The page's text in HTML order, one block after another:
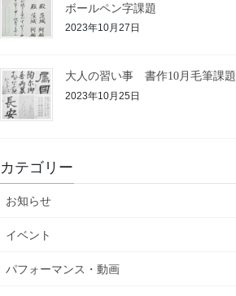
ボールペン字課題
2023年10月27日
大人の習い事 書作10月毛筆課題
2023年10月25日
カテゴリー
お知らせ
イベント
パフォーマンス・動画